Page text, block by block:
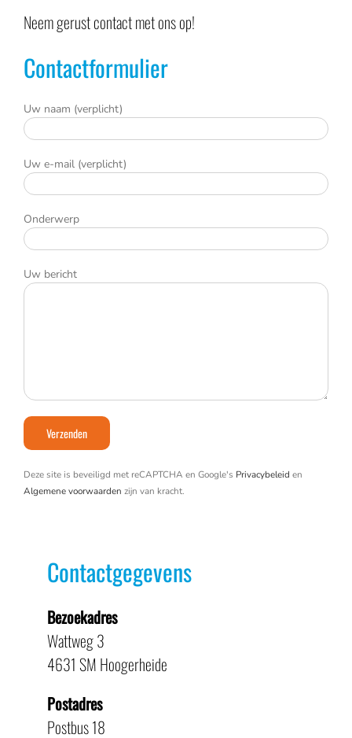
Neem gerust contact met ons op!
Contactformulier
Uw naam (verplicht)
Uw e-mail (verplicht)
Onderwerp
Uw bericht
Deze site is beveiligd met reCAPTCHA en Google's Privacybeleid en
Algemene voorwaarden zijn van kracht.
Contactgegevens
Bezoekadres
Wattweg 3
4631 SM Hoogerheide
Postadres
Postbus 18